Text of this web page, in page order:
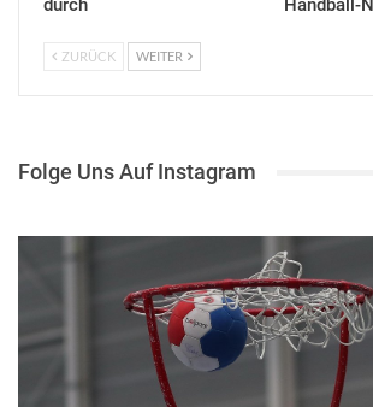
durch
Handball-
ZURÜCK WEITER
Folge Uns Auf Instagram